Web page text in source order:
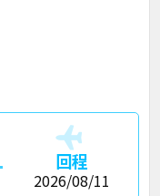
回程
2026/08/11